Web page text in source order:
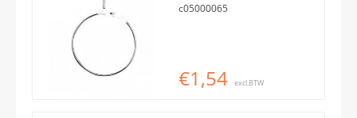
c05000065
€1,54 excl.BTW